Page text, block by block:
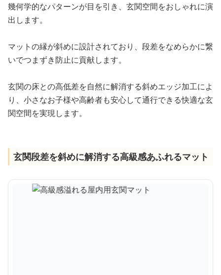
幾何学的なパターンが目を引き、玄関空間をおしゃれに演
出します。
マットの縁が斜めに設計されており、段差をなめらかに繋
いでつまずき防止に貢献します。
玄関の床との高低差を自然に解消する斜めエッジ加工によ
り、小さなお子様や高齢者も安心して通行できる快適な玄
関空間を実現します。
玄関段差を斜めに解消する高級感あふれるマット